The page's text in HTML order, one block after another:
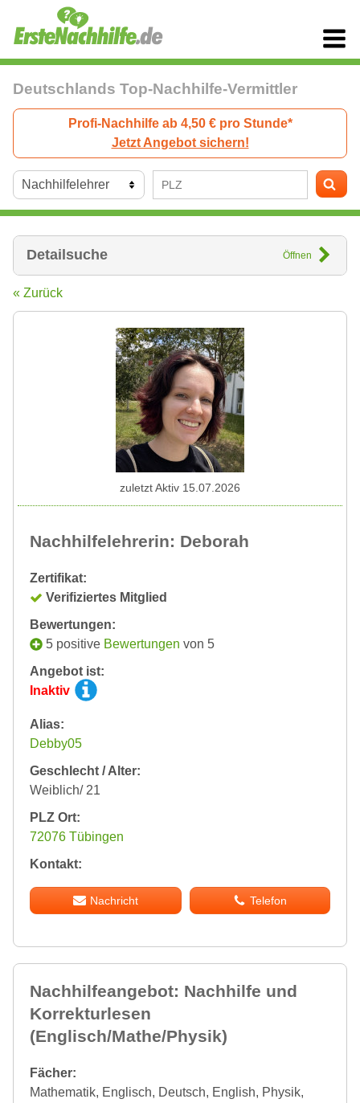
Deutschlands Top-Nachhilfe-Vermittler
Profi-Nachhilfe ab 4,50 € pro Stunde*
Jetzt Angebot sichern!
Detailsuche Öffnen
« Zurück
Nachhilfelehrerin: Deborah
Zertifikat:
Verifiziertes Mitglied
Bewertungen:
5 positive Bewertungen von 5
Angebot ist:
Inaktiv
Alias:
Debby05
Geschlecht / Alter:
Weiblich/ 21
PLZ Ort:
72076 Tübingen
Kontakt:
Nachricht Telefon
zuletzt Aktiv 15.07.2026
Nachhilfeangebot: Nachhilfe und
Korrekturlesen
(Englisch/Mathe/Physik)
Fächer:
Mathematik, Englisch, Deutsch, English, Physik,